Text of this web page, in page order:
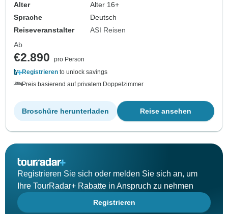
Alter
Alter 16+
Sprache
Deutsch
Reiseveranstalter
ASI Reisen
Ab
€2.890
pro Person
Registrieren to unlock savings
Preis basierend auf privatem Doppelzimmer
Reise ansehen
Broschüre herunterladen
Registrieren Sie sich oder melden Sie sich an, um
Ihre TourRadar+ Rabatte in Anspruch zu nehmen
Registrieren